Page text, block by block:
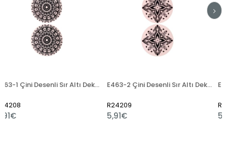
E463-1 Çini Desenli Sır Altı Dekal 13x50 cm E463-2 Çini Desenli Sır Altı Dekal 13x50 cm